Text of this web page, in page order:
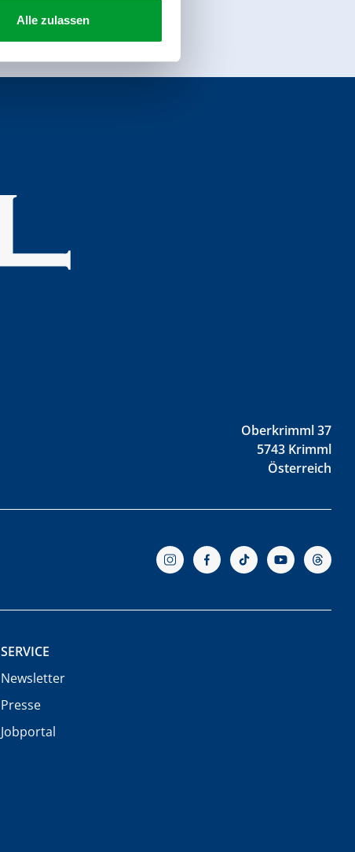
Alle zulassen
Oberkrimml 37
5743 Krimml
Österreich
SERVICE
Newsletter
Presse
Jobportal